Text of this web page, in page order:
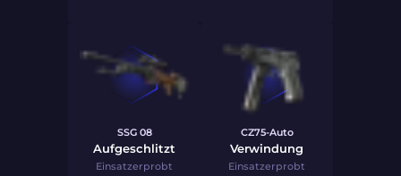
SSG 08
Aufgeschlitzt
Einsatzerprobt
CZ75-Auto
Verwindung
Einsatzerprobt